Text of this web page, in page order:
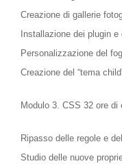
Creazione di gallerie
Installazione dei plugin e
Personalizzazione del
Creazione del “tema
Modulo 3. CSS 32 ore di
Ripasso delle regole e
Studio delle nuove